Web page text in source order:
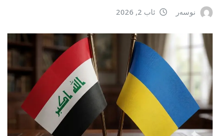
نوسەر ئاب 2, 2026